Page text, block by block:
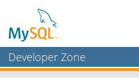
Developer Zone